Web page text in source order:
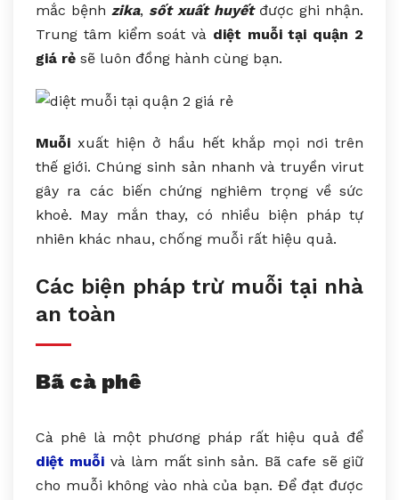
mắc bệnh zika, sốt xuất huyếtđược ghi nhận.
Trung tâm kiểm soát và diệt muỗi tại quận 2
giá rẻ sẽ luôn đồng hành cùng bạn.
Muỗi xuất hiện ở hầu hết khắp mọi nơi trên
thế giới. Chúng sinh sản nhanh và truyền virut
gây ra các biến chứng nghiêm trọng về sức
khoẻ. May mắn thay, có nhiều biện pháp tự
nhiên khác nhau, chống muỗi rất hiệu quả.
Các biện pháp trừ muỗi tại nhà
an toàn
Bã cà phê
Cà phê là một phương pháp rất hiệu quả để
diệt muỗi và làm mất sinh sản. Bã cafe sẽ giữ
cho muỗi không vào nhà của bạn. Để đạt được